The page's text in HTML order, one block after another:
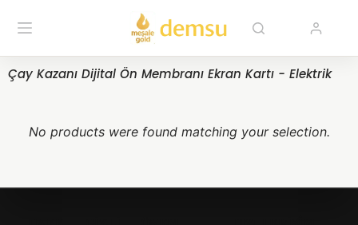
Çay Kazanı Dijital Ön Membranı Ekran Kartı - Elektrik
No products were found matching your selection.